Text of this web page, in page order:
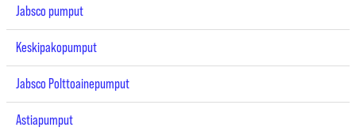
Jabsco pumput
Keskipakopumput
Jabsco Polttoainepumput
Astiapumput